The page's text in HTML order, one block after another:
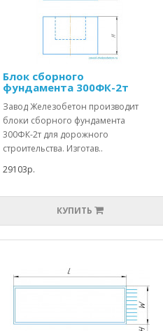
Блок сборного
фундамента 300ФК-2т
Завод Железобетон производит
блоки сборного фундамента
300ФК-2т для дорожного
строительства. Изготав..
29103р.
КУПИТЬ